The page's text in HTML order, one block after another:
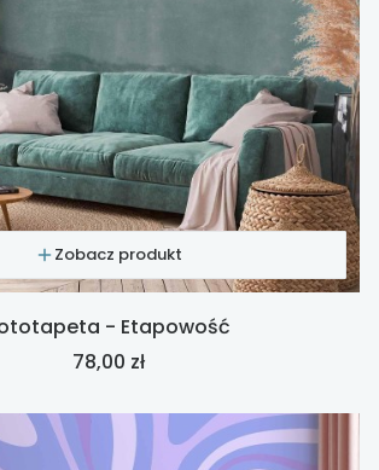
Zobacz produkt
- Etapowość
Cena
78,00 zł